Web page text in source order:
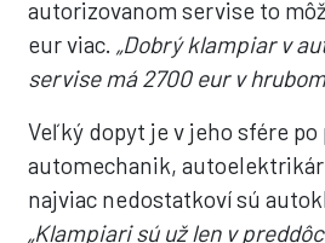
autorizovanom servise to
eur viac. „Dobrý klampiar v
servise má 2700 eur v
Veľký dopyt je v jeho sfére po
automechanik,
najviac nedostatkoví sú
„Klampiari sú už len v